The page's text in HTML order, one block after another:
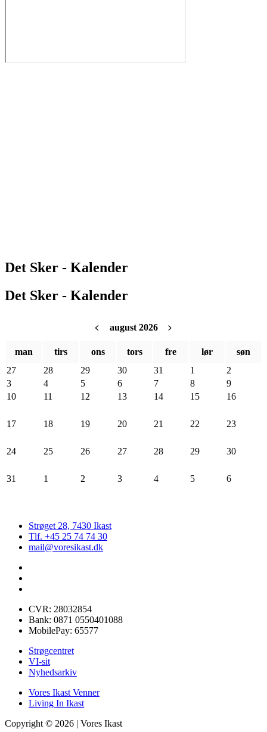
Det Sker - Kalender
Det Sker - Kalender
august 2026
man tirs ons tors fre lør
søn
27
28 29 30 31 1
2
3
4 5 6 7 8
9
10
11 12 13 14 15 16
17 18 19 20 21 22 23
24 25 26 27 28 29 30
31 1 2 3 4 5 6
Strøget 28, 7430 Ikast
Tlf. +45 25 74 74 30
mail@voresikast.dk
CVR: 28032854
Bank: 0871 0550401088
MobilePay: 65577
Strøgcentret
VI-sit
Nyhedsarkiv
Vores Ikast Venner
Living In Ikast
Copyright © 2026 | Vores Ikast